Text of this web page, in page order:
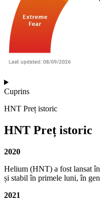
Cuprins
HNT Preț istoric
HNT Preț istoric
2020
Helium (HNT) a fost lansat
și stabil în primele luni, în
2021